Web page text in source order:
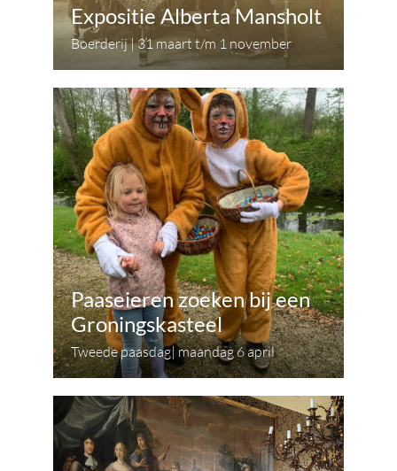
Expositie Alberta Mansholt
Boerderij | 31 maart t/m 1 november
Paaseieren zoeken bij een
Groningskasteel
Tweede paasdag| maandag 6 april